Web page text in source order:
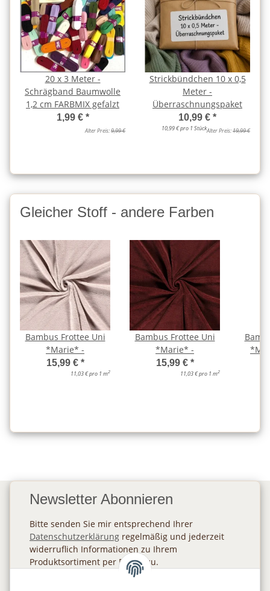
20 x 3 Meter -
Schrägband Baumwolle
1,2 cm FARBMIX gefalzt
1,99 € *
Alter Preis:9,99 €
Strickbündchen 10 x 0,5
Meter -
Überraschnungspaket
10,99 € *
10,99 € pro 1 StückAlter Preis:19,99 €
Gleicher Stoff - andere Farben
Bambus Frottee Uni
*Marie* -
15,99 € *
11,03 € pro 1 m2
Bambus Frottee Uni
*Marie* -
15,99 € *
11,03 € pro 1 m2
Newsletter Abonnieren
Bitte senden Sie mir entsprechend Ihrer
Datenschutzerklärung regelmäßig und jederzeit
widerruflich Informationen zu Ihrem
Produktsortiment per E-Mail zu.